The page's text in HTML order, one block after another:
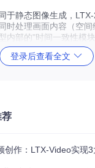
于静态图像生成，
时处理画面内容（空
内部的"时间一致性模
避免出现画面闪烁或跳
2采用"先粗后精"的生
增加帧率
能接收多种输入条件，
登录后查看全文
荐
：LTX-Video实现3大突破，零